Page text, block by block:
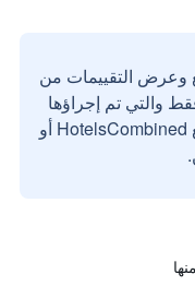
وعرض التقييمات من
والتي تم إجراؤها
بواسطة مستخدمين حقيقيين مع HotelsCombined أو